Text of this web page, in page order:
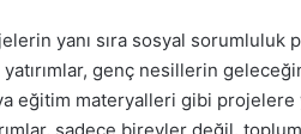
yanı sıra sosyal
yatırımlar, genç nesillerin
eğitim materyalleri gibi